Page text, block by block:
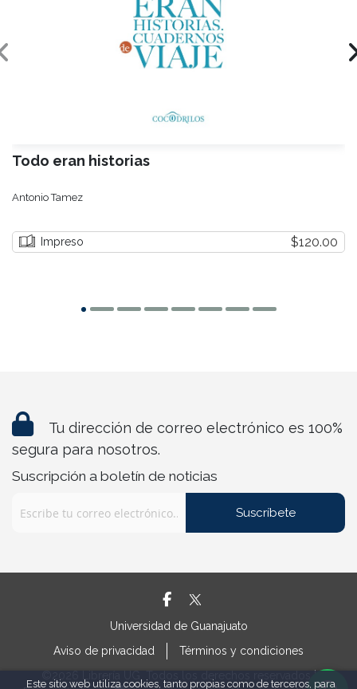
Todo eran historias
Antonio Tamez
Impreso $120.00
Tu dirección de correo electrónico es 100%
segura para nosotros.
Suscripción a boletín de noticias
Suscríbete
Universidad de Guanajuato
Aviso de privacidad
Términos y condiciones
Este sitio web utiliza cookies, tanto propias como de terceros, para